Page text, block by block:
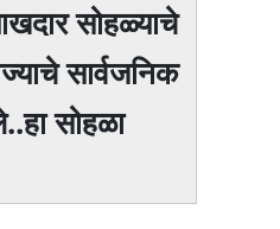
सोहळ्याचे
सार्वजनिक
सोहळा